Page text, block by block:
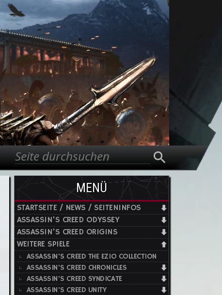
Suchformular
Suche
MENÜ
STARTSEITE / NEWS / SEITENINFOS
ASSASSIN'S CREED ODYSSEY
ASSASSIN'S CREED ORIGINS
WEITERE SPIELE
ASSASSIN'S CREED THE EZIO COLLECTION
ASSASSIN'S CREED CHRONICLES
ASSASSIN'S CREED SYNDICATE
ASSASSIN'S CREED UNITY